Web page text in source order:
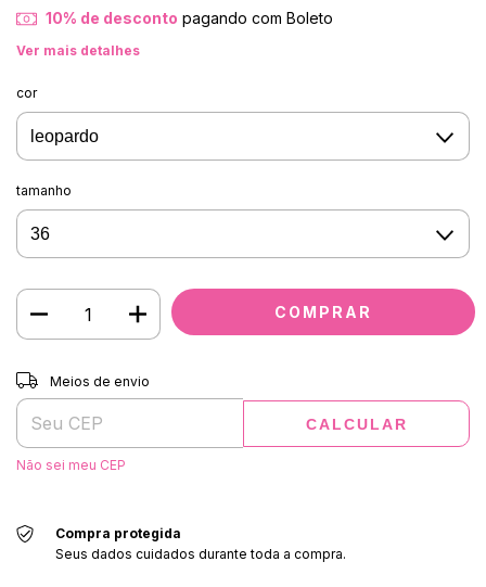
10% de desconto pagando com Boleto
Ver mais detalhes
cor
tamanho
Entregas para o CEP:
Meios de envio
CALCULAR
Não sei meu CEP
Compra protegida
Seus dados cuidados durante toda a compra.